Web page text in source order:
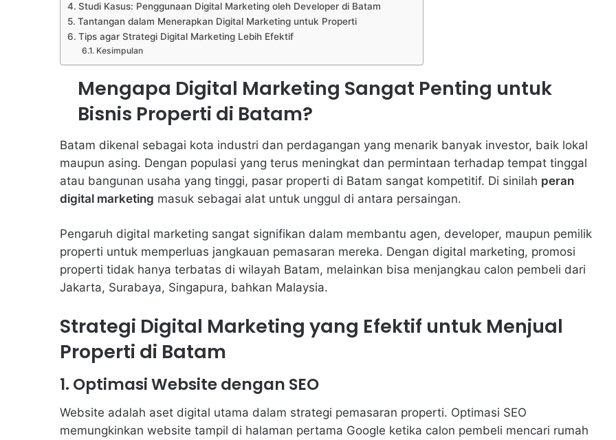
Studi Kasus: Penggunaan Digital Marketing oleh Developer di Batam
Tantangan dalam Menerapkan Digital Marketing untuk Properti
Tips agar Strategi Digital Marketing Lebih Efektif
Kesimpulan
Mengapa Digital Marketing Sangat Penting untuk
Bisnis Properti di Batam?
Batam dikenal sebagai kota industri dan perdagangan yang menarik banyak investor, baik lokal
maupun asing. Dengan populasi yang terus meningkat dan permintaan terhadap tempat tinggal
atau bangunan usaha yang tinggi, pasar properti di Batam sangat kompetitif. Di sinilah peran
digital marketing masuk sebagai alat untuk unggul di antara persaingan.
Pengaruh digital marketing sangat signifikan dalam membantu agen, developer, maupun pemilik
properti untuk memperluas jangkauan pemasaran mereka. Dengan digital marketing, promosi
properti tidak hanya terbatas di wilayah Batam, melainkan bisa menjangkau calon pembeli dari
Jakarta, Surabaya, Singapura, bahkan Malaysia.
Strategi Digital Marketing yang Efektif untuk Menjual
Properti di Batam
1. Optimasi Website dengan SEO
Website adalah aset digital utama dalam strategi pemasaran properti. Optimasi SEO
memungkinkan website tampil di halaman pertama Google ketika calon pembeli mencari rumah